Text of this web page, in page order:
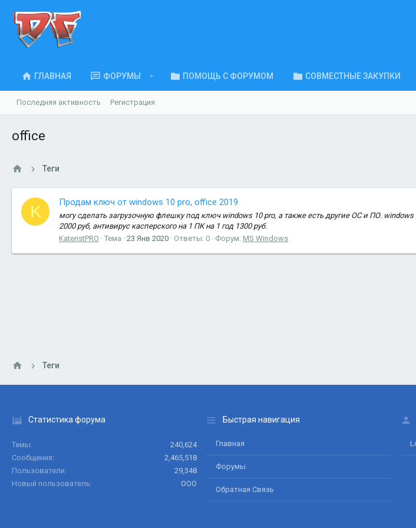
ГЛАВНАЯ ФОРУМЫ ПОМОЩЬ С ФОРУМОМ СОВМЕСТНЫЕ ЗАКУПКИ
Последняя активность Регистрация
office
Теги
K
Продам ключ от windows 10 pro, office 2019
могу сделать загрузочную флешку под ключ windows 10 pro, а также есть другие ОС и ПО.
2000 руб, антивирус касперского на 1 ПК на 1 год 1300 руб.
KateristPRO
Тема 23 Янв 2020 Ответы: 0 Форум: MS Windows
Теги
Статистика форума
Темы
240,624
Сообщения
2,465,518
Пользователи
29,348
Новый пользователь
ООО
Быстрая навигация
Главная
Форумы
Обратная Связь